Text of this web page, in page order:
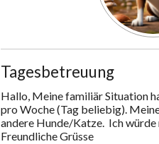
Tagesbetreuung
Hallo, Meine familiär Situation
pro Woche (Tag beliebig).
andere Hunde/Katze.  Ich
Freundliche Grüsse